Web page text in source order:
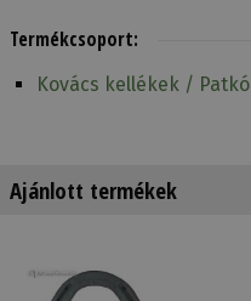
Termékcsoport:
Kovács kellékek / Patkó
Ajánlott termékek